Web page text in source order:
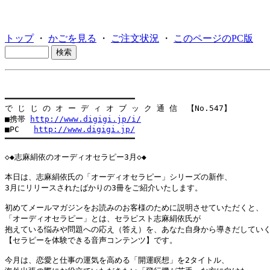
トップ・ かごを見る ・ ご注文状況 ・ このページのPC版
━━━━━━━━━━━━━━━━━━━━━━━━━━━
で じ じ の オ ー デ ィ オ ブ ッ ク 通 信  【No.547】
■携帯
http://www.digigi.jp/i/
■PC
http://www.digigi.jp/
━━━━━━━━━━━━━━━━━━━━━━━━━━━
◇◆志麻絹依のオーディオセラピー3月◇◆
本日は、志麻絹依氏の「オーディオセラピー」シリーズの新作、
3月にリリースされたばかりの3冊をご紹介いたします。
初めてメールマガジンをお読みのお客様のために説明させていただくと、
「オーディオセラピー」とは、セラピスト志麻絹依氏が
抱えている悩みや問題への応え（答え）を、あなた自身から導きだしてい
【セラピーを体験できる音声コンテンツ】です。
今月は、恋愛と仕事の運気を高める「開運瞑想」を2タイトル、